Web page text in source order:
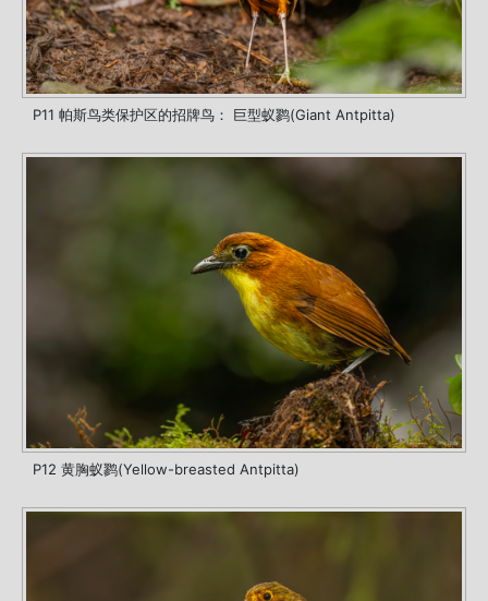
P11 帕斯鸟类保护区的招牌鸟： 巨型蚁鹨(Giant Antpitta)
P12 黄胸蚁鹨(Yellow-breasted Antpitta)